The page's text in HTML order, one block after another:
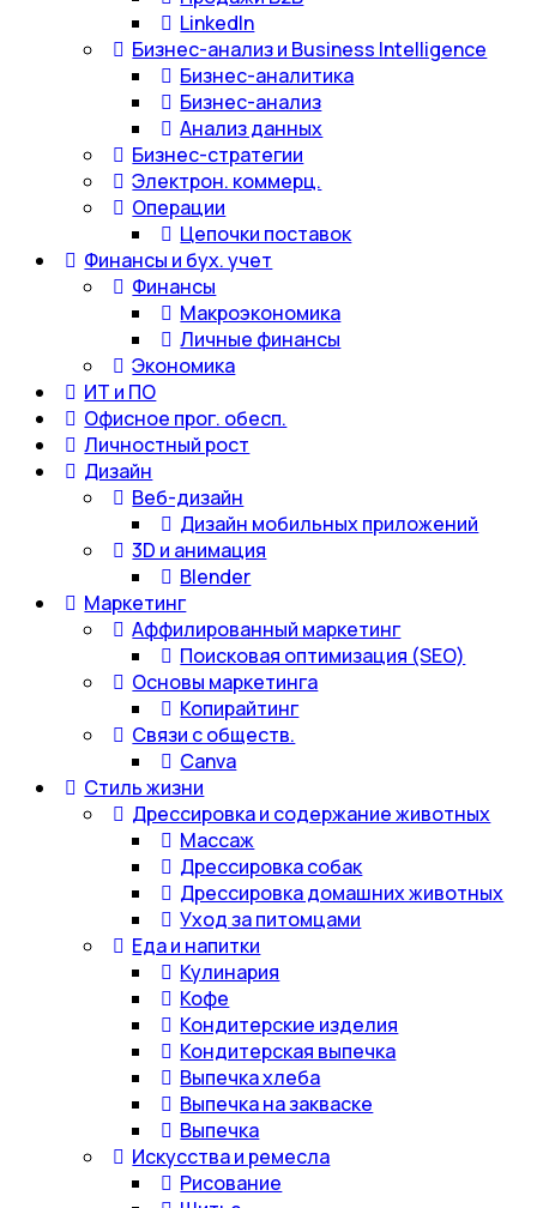
LinkedIn
Бизнес-анализ и Business Intelligence
Бизнес-аналитика
Бизнес-анализ
Анализ данных
Бизнес-стратегии
Электрон. коммерц.
Операции
Цепочки поставок
Финансы и бух. учет
Финансы
Макроэкономика
Личные финансы
Экономика
ИТ и ПО
Офисное прог. обесп.
Личностный рост
Дизайн
Веб-дизайн
Дизайн мобильных приложений
3D и анимация
Blender
Маркетинг
Аффилированный маркетинг
Поисковая оптимизация (SEO)
Основы маркетинга
Копирайтинг
Связи с обществ.
Canva
Стиль жизни
Дрессировка и содержание животных
Массаж
Дрессировка собак
Дрессировка домашних животных
Уход за питомцами
Еда и напитки
Кулинария
Кофе
Кондитерские изделия
Кондитерская выпечка
Выпечка хлеба
Выпечка на закваске
Выпечка
Искусства и ремесла
Рисование